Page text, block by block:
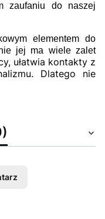
zaufaniu do naszej
elementem do
jej ma wiele zalet
ułatwia kontakty z
Dlatego nie